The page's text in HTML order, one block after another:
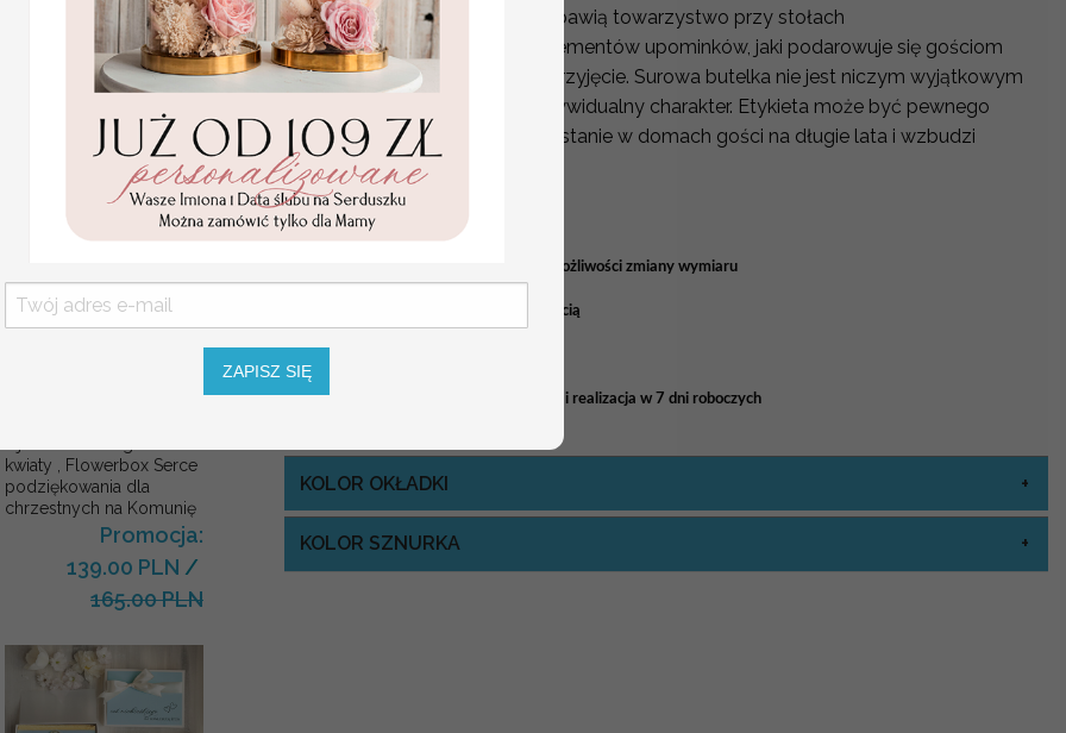
opakowanie na pieniądze
Promocja:
85.00 PLN/105.00
PLN
kwiaty , Flowerbox Serce
podziękowania dla
chrzestnych na Komunię
Promocja:
139.00 PLN /
165.00 PLN
zabawne wierszyki, które rozbawią towarzystwo przy stołach
Wódka weselna to jeden z elementów upominków, jaki podarowuje się gościom
weselnym, gdy opuszczają przyjęcie. Surowa butelka nie jest niczym wyjątkowym
i dobrze byłoby nadać jej indywidualny charakter. Etykieta może być pewnego
rodzaju pamiątką, która pozostanie w domach gości na długie lata i wzbudzi
przyjemne wspomnienia.
ZAWIESZKI OKRĄGŁE
wymiary: 6,5 cm na 6,5 cm - nie ma możliwości zmiany wymiaru
minimalna ilość - 20 sztuk z jedną treścią
Dopłata 40% do wartości zamówienia i realizacja w 7 dni roboczych
KOLOR OKŁADKI
KOLOR SZNURKA
ZAPISZ SIĘ